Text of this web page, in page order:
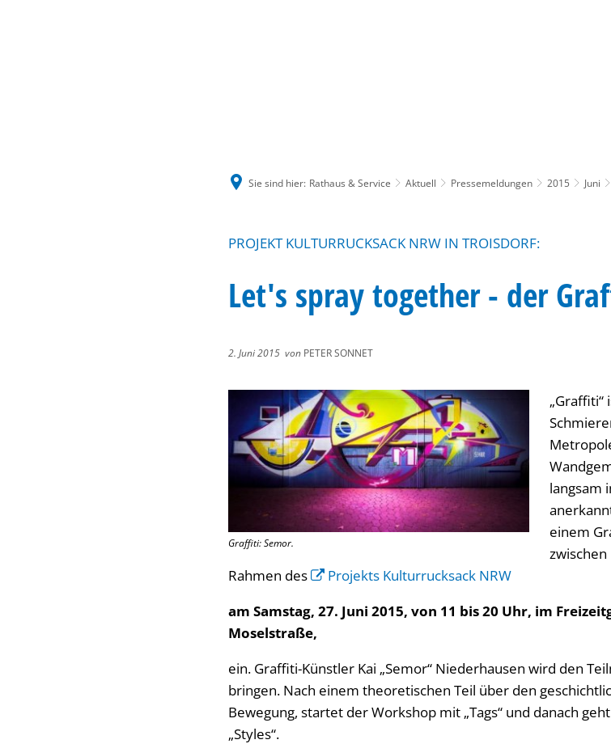
Sie sind hier: Rathaus & Service Aktuell Pressemeldungen 2015 Juni
PROJEKT KULTURRUCKSACK NRW IN TROISDORF:
Let's spray together - der
2. Juni 2015 von PETER SONNET
Graffiti: Semor.
„Graffiti“
langsam
einem
zwischen
Rahmen des
Projekts Kulturrucksack NRW
am Samstag, 27. Juni 2015, von 11 bis 20 Uhr, im
Moselstraße,
ein. Graffiti-Künstler Kai „Semor“ Niederhausen wird den
bringen. Nach einem theoretischen Teil über den
Bewegung, startet der Workshop mit „Tags“ und danach
„Styles“.